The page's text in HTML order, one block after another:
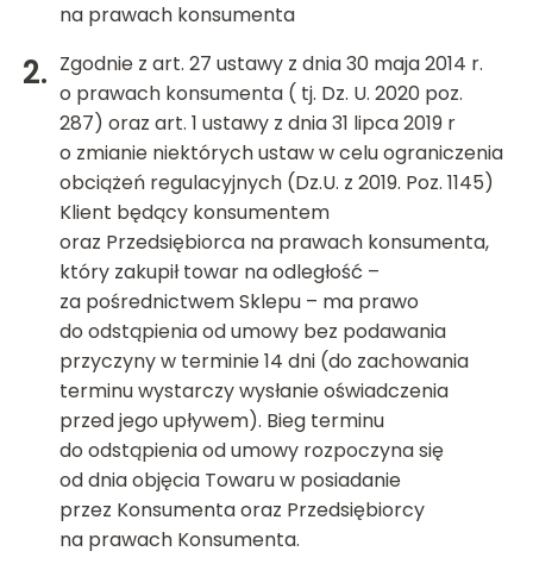
na prawach konsumenta
Zgodnie z art. 27 ustawy z dnia 30 maja 2014 r.
o prawach konsumenta ( tj. Dz. U. 2020 poz.
287) oraz art. 1 ustawy z dnia 31 lipca 2019 r
o zmianie niektórych ustaw w celu ograniczenia
obciążeń regulacyjnych (Dz.U. z 2019. Poz. 1145)
Klient będący konsumentem
oraz Przedsiębiorca na prawach konsumenta,
który zakupił towar na odległość –
za pośrednictwem Sklepu – ma prawo
do odstąpienia od umowy bez podawania
przyczyny w terminie 14 dni (do zachowania
terminu wystarczy wysłanie oświadczenia
przed jego upływem). Bieg terminu
do odstąpienia od umowy rozpoczyna się
od dnia objęcia Towaru w posiadanie
przez Konsumenta oraz Przedsiębiorcy
na prawach Konsumenta.